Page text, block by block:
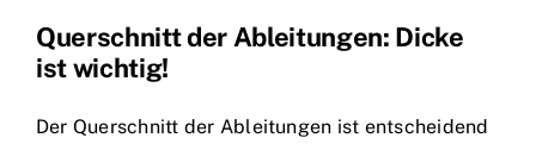
Querschnitt der Ableitungen: Dicke
ist wichtig!
Der Querschnitt der Ableitungen ist entscheidend